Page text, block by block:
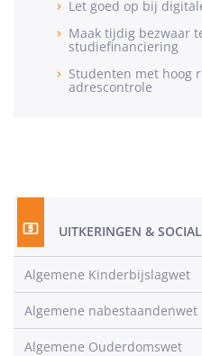
Let goed op bij
Maak tijdig bezwaar
studiefinanciering
Studenten met hoog
adrescontrole
UITKERINGEN &
Algemene Kinderbijslagwet
Algemene nabestaandenwet
Algemene Ouderdomswet